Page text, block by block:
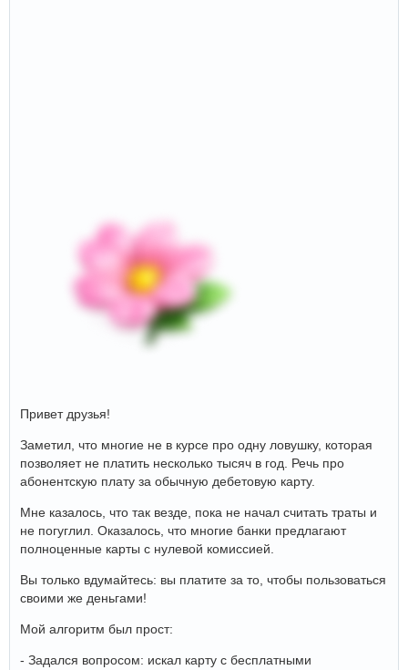
Привет друзья!
Заметил, что многие не в курсе про одну ловушку, которая
позволяет не платить несколько тысяч в год. Речь про
абонентскую плату за обычную дебетовую карту.
Мне казалось, что так везде, пока не начал считать траты и
не погуглил. Оказалось, что многие банки предлагают
полноценные карты с нулевой комиссией.
Вы только вдумайтесь: вы платите за то, чтобы пользоваться
своими же деньгами!
Мой алгоритм был прост:
- Задался вопросом: искал карту с бесплатными